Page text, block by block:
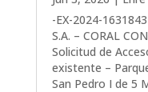
-EX-2024-
S.A. – CORAL
Solicitud de
existente –
San Pedro I de 5